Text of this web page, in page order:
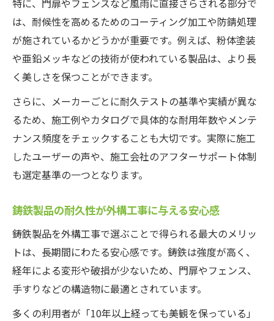
特に、門扉やフェンスなど風雨に直接さらされる部分で
は、耐候性を高めるためのコーティング加工や防錆処理
が施されているかどうかが重要です。例えば、粉体塗装
や亜鉛メッキなどの技術が使われている製品は、より長
く美しさを保つことができます。
さらに、メーカーごとに耐久テストの基準や実績が異な
るため、施工例やカタログで具体的な耐用年数やメンテ
ナンス頻度をチェックすることも大切です。実際に施工
したユーザーの声や、施工会社のアフターサポート体制
も選定基準の一つとなります。
鋳鉄製品の耐久性が外構工事に与える安心感
鋳鉄製品を外構工事で選ぶことで得られる最大のメリッ
トは、長期間にわたる安心感です。鋳鉄は強度が高く、
経年による変形や破損が少ないため、門扉やフェンス、
手すりなどの構造物に最適とされています。
多くの利用者が「10年以上経っても美観を保っている」